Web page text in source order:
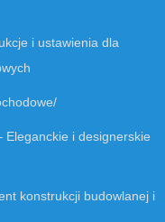
i ustawienia dla
Eleganckie i designerskie
konstrukcji budowlanej i